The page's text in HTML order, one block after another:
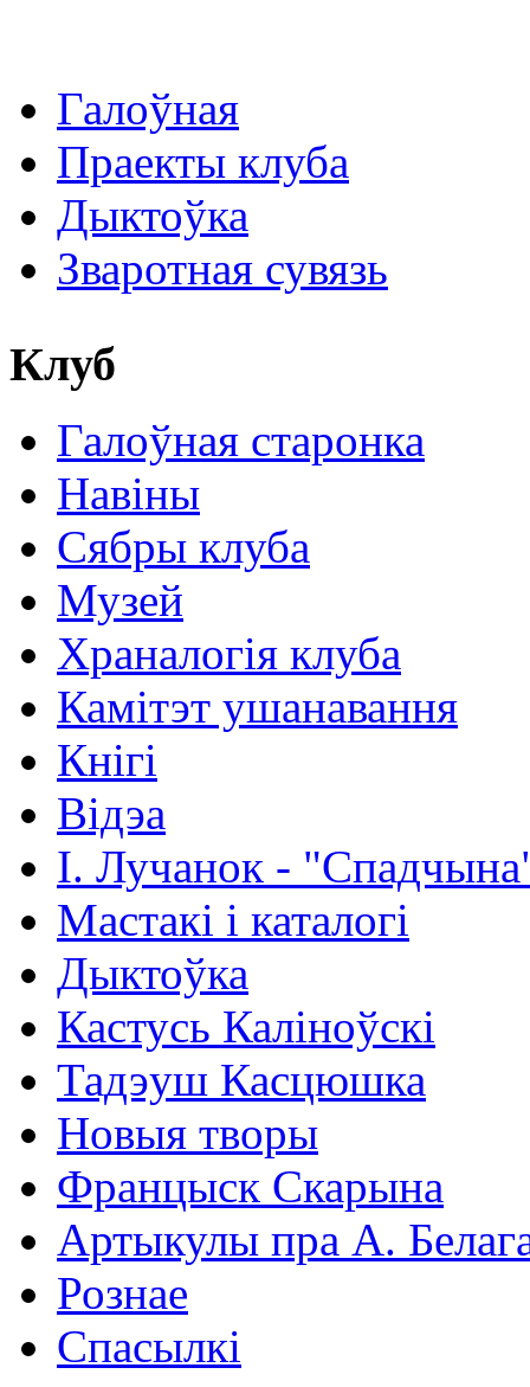
Галоўная
Праекты клуба
Дыктоўка
Зваротная сувязь
Клуб
Галоўная старонка
Навіны
Сябры клуба
Музей
Храналогія клуба
Камітэт ушанавання
Кнігі
Відэа
І. Лучанок -
Мастакі i каталогi
Дыктоўка
Кастусь Каліноўскі
Тадэуш Касцюшка
Новыя творы
Францыск Скарына
Артыкулы пра А.
Рознае
Спасылкі